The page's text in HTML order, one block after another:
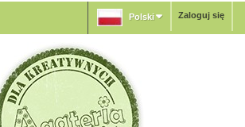
Zaloguj się
Polski